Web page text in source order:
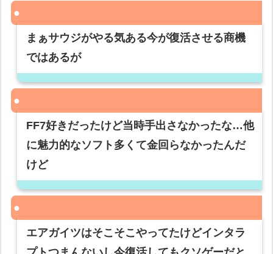
まぁサウジがやる気ある今が復活させる商機
ではあるが
FF7好きだったけど当時手出さなかったな…他
に魅力的なソフト多くて金回らなかったんだ
けど
エアガイツはそこそこやってたけどインタラ